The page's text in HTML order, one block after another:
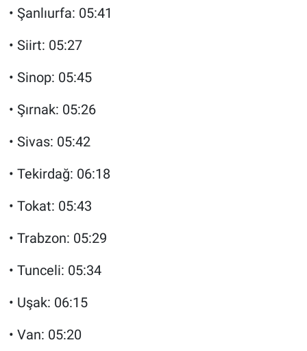
• Şanlıurfa: 05:41
• Siirt: 05:27
• Sinop: 05:45
• Şırnak: 05:26
• Sivas: 05:42
• Tekirdağ: 06:18
• Tokat: 05:43
• Trabzon: 05:29
• Tunceli: 05:34
• Uşak: 06:15
• Van: 05:20